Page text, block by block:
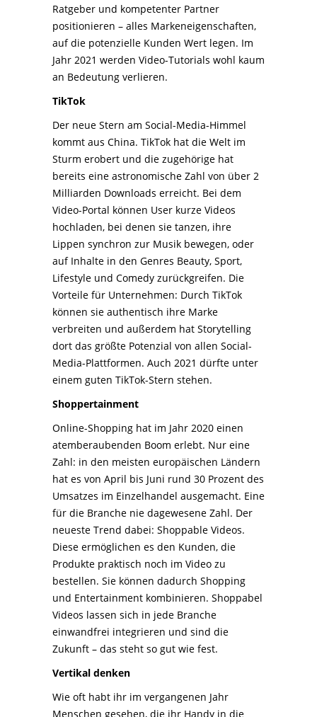
Ratgeber und kompetenter Partner
positionieren – alles Markeneigenschaften,
auf die potenzielle Kunden Wert legen. Im
Jahr 2021 werden Video-Tutorials wohl kaum
an Bedeutung verlieren.
TikTok
Der neue Stern am Social-Media-Himmel
kommt aus China. TikTok hat die Welt im
Sturm erobert und die zugehörige hat
bereits eine astronomische Zahl von über 2
Milliarden Downloads erreicht. Bei dem
Video-Portal können User kurze Videos
hochladen, bei denen sie tanzen, ihre
Lippen synchron zur Musik bewegen, oder
auf Inhalte in den Genres Beauty, Sport,
Lifestyle und Comedy zurückgreifen. Die
Vorteile für Unternehmen: Durch TikTok
können sie authentisch ihre Marke
verbreiten und außerdem hat Storytelling
dort das größte Potenzial von allen Social-
Media-Plattformen. Auch 2021 dürfte unter
einem guten TikTok-Stern stehen.
Shoppertainment
Online-Shopping hat im Jahr 2020 einen
atemberaubenden Boom erlebt. Nur eine
Zahl: in den meisten europäischen Ländern
hat es von April bis Juni rund 30 Prozent des
Umsatzes im Einzelhandel ausgemacht. Eine
für die Branche nie dagewesene Zahl. Der
neueste Trend dabei: Shoppable Videos.
Diese ermöglichen es den Kunden, die
Produkte praktisch noch im Video zu
bestellen. Sie können dadurch Shopping
und Entertainment kombinieren. Shoppabel
Videos lassen sich in jede Branche
einwandfrei integrieren und sind die
Zukunft – das steht so gut wie fest.
Vertikal denken
Wie oft habt ihr im vergangenen Jahr
Menschen gesehen, die ihr Handy in die